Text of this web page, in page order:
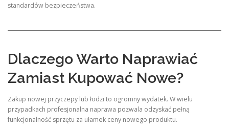
standardów bezpieczeństwa.
Dlaczego Warto Naprawiać
Zamiast Kupować Nowe?
Zakup nowej przyczepy lub łodzi to ogromny wydatek. W wielu
przypadkach profesjonalna naprawa pozwala odzyskać pełną
funkcjonalność sprzętu za ułamek ceny nowego produktu.